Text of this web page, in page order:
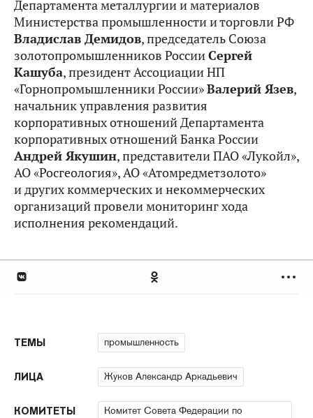
Департамента металлургии и материалов
Министерства промышленности и торговли РФ
Владислав Демидов, председатель Союза
золотопромышленников РоссииСергей
Кашуба, президент Ассоциации НП
«Горнопромышленники России»Валерий Язев,
начальник управления развития
корпоративных отношений Департамента
корпоративных отношений Банка России
Андрей Якушин, представители ПАО «Лукойл»,
АО «Росгеология», АО «Атомредметзолото»
и других коммерческих и некоммерческих
организаций провели мониторинг хода
исполнения рекомендаций.
ТЕМЫ промышленность
ЛИЦА Жуков Александр Аркадьевич
КОМИТЕТЫ
Комитет Совета Федерации по